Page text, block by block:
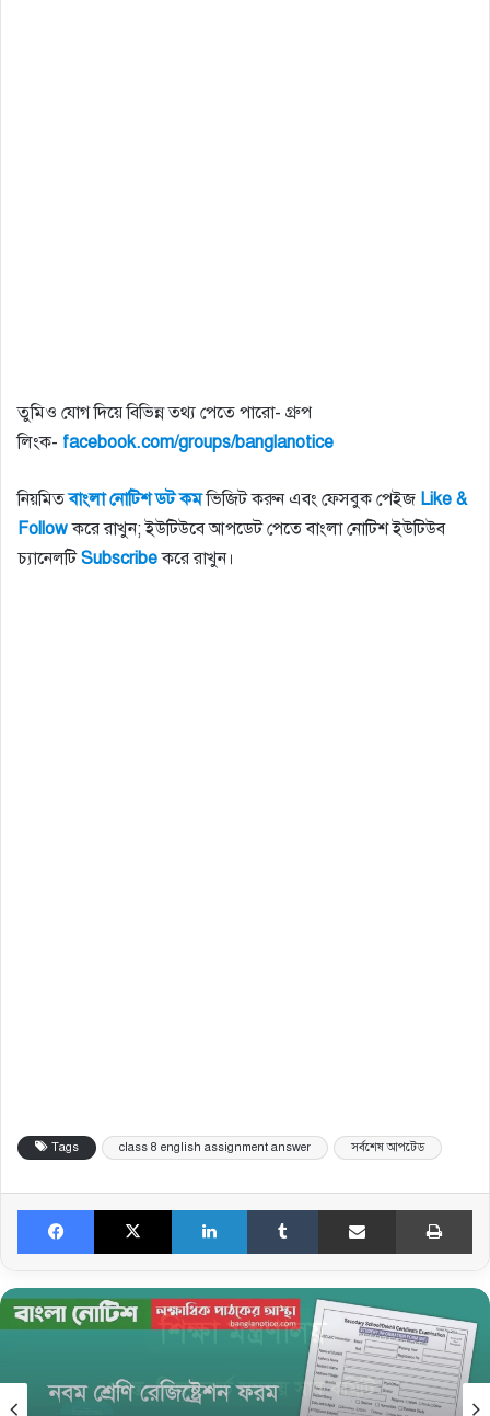
তুমিও যোগ দিয়ে বিভিন্ন তথ্য পেতে পারো- গ্রুপ
লিংক- facebook.com/groups/banglanotice
নিয়মিতবাংলা নোটিশ ডট কমভিজিট করুন এবং ফেসবুক পেইজ Like &
Followকরে রাখুন; ইউটিউবে আপডেট পেতে বাংলা নোটিশ ইউটিউব
চ্যানেলটিSubscribeকরে রাখুন।
Tags class 8 english assignment answer সর্বশেষ আপটেড
Facebook X LinkedIn Tumblr Share via Email
নিউজ